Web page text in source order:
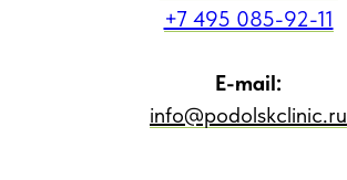
+7 495 085-92-11
E-mail:
info@podolskclinic.ru